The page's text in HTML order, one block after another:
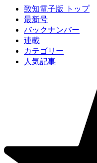
致知電子版 トップ
最新号
バックナンバー
連載
カテゴリー
人気記事